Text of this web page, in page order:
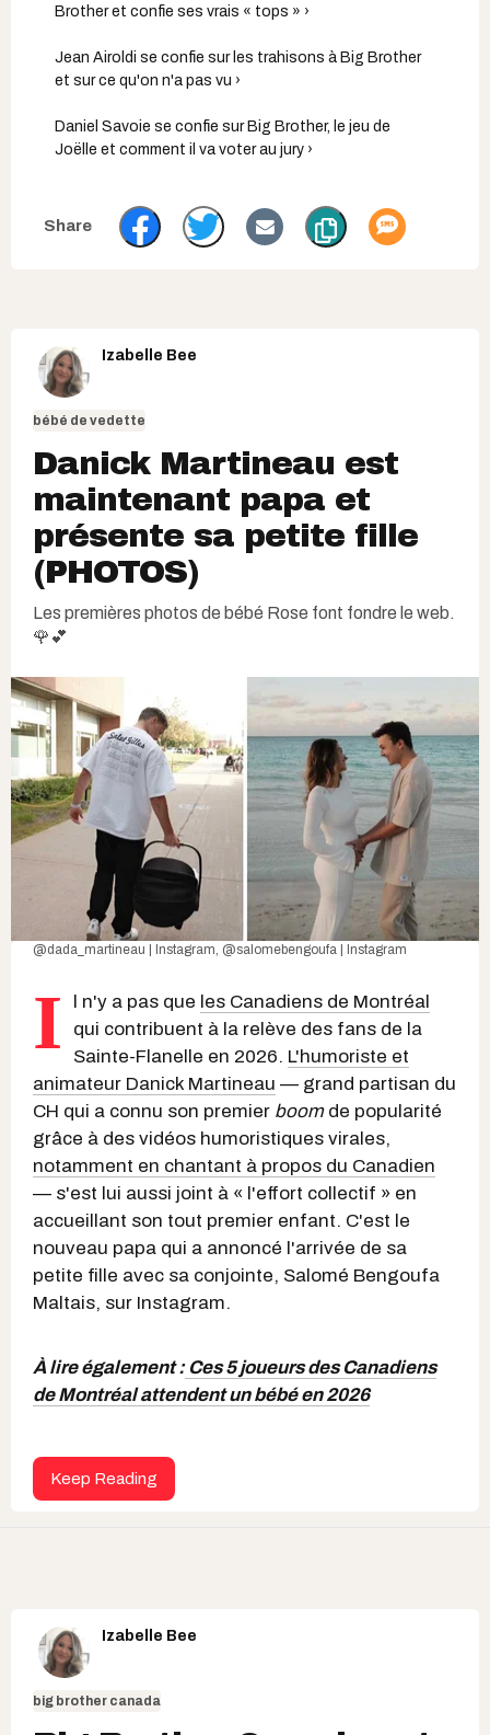
Brother et confie ses vrais « tops » ›
Jean Airoldi se confie sur les trahisons à Big Brother
et sur ce qu'on n'a pas vu ›
Daniel Savoie se confie sur Big Brother, le jeu de
Joëlle et comment il va voter au jury ›
Izabelle Bee
bébé de vedette
Danick Martineau est
maintenant papa et
présente sa petite fille
(PHOTOS)
Les premières photos de bébé Rose font fondre le web.
🌹💕
@dada_martineau | Instagram @salomebengoufa | Instagram
I l n'y a pas que les Canadiens de Montréal
qui contribuent à la relève des fans de la
Sainte-Flanelle en 2026. L'humoriste et
animateur Danick Martineau — grand partisan du
CH qui a connu son premier boomde popularité
grâce à des vidéos humoristiques virales,
notamment en chantant à propos du Canadien
— s'est lui aussi joint à « l'effort collectif » en
accueillant son tout premier enfant. C'est le
nouveau papa qui a annoncé l'arrivée de sa
petite fille avec sa conjointe, Salomé Bengoufa
Maltais, sur Instagram.
À lire également :Ces 5 joueurs des Canadiens
de Montréal attendent un bébé en 2026
Keep Reading
Izabelle Bee
big brother canada